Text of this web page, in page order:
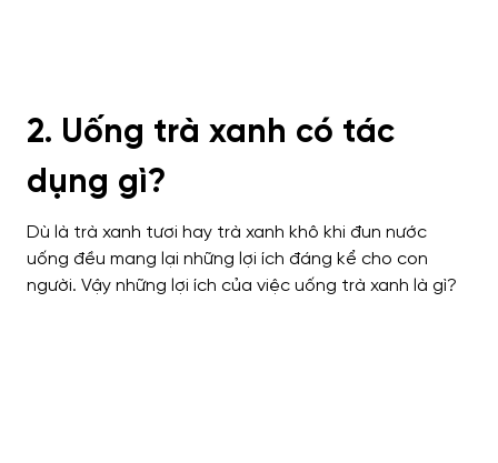
2. Uống trà xanh có tác
dụng gì?
Dù là trà xanh tươi hay trà xanh khô khi đun nước
uống đều mang lại những lợi ích đáng kể cho con
người. Vậy những lợi ích của việc uống trà xanh là gì?